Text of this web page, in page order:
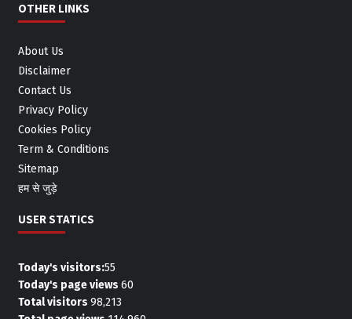
OTHER LINKS
About Us
Disclaimer
Contact Us
Privacy Policy
Cookies Policy
Term & Conditions
Sitemap
हम से जुड़े
USER STATICS
Today's visitors:55
Today's page views 60
Total visitors 98,213